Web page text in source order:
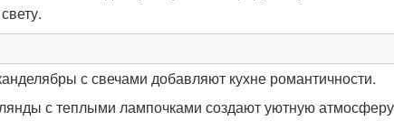
с свечами добавляют кухне романтичности.
с теплыми лампочками создают уютную